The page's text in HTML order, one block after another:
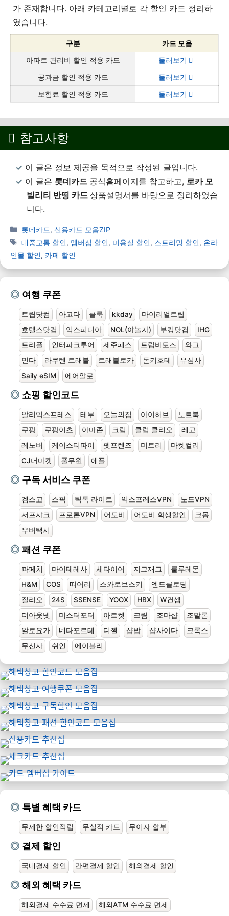
가 존재합니다. 아래 카테고리별로 각 할인 카드 정리하
였습니다.
구분
카드 모음
아파트 관리비 할인 적용 카드
둘러보기
공과금 할인 적용 카드
둘러보기
보험료 할인 적용 카드
둘러보기
참고사항
이 글은 정보 제공을 목적으로 작성된 글입니다.
이 글은 롯데카드 공식홈페이지를 참고하고, 로카 모
빌리티 반띵 카드 상품설명서를 바탕으로 정리하였습
니다.
롯데카드, 신용카드 모음ZIP
대중교통 할인, 멤버십 할인, 미용실 할인, 스트리밍 할인, 온라
인몰 할인, 카페 할인
여행 쿠폰
트립닷컴 아고다 클룩 kkday
마이리얼트립
호텔스닷컴
익스피디아 NOL(야놀자) 부킹닷컴
IHG
트리플
인터파크투어 제주패스 트립비토즈
와그
민다
라쿠텐 트래블 트래블로카 돈키호테
유심사
Saily eSIM
에어알로
쇼핑 할인코드
알리익스프레스 테무 오늘의집 아이허브
노트북
쿠팡
쿠팡이츠 아마존 크림 클럽 클리오
레고
레노버
케이스티파이 펫프렌즈 미트리
마켓컬리
CJ더마켓
풀무원 애플
구독 서비스 쿠폰
겜스고 스픽 틱톡 라이트 익스프레스VPN
노드VPN
서프샤크
프로톤VPN 어도비 어도비 학생할인
크몽
우버택시
패션 쿠폰
파페치 마이테레사 세타이어 지그재그
룰루레몬
H&M
COS 띠어리 스와로브스키
엔드클로딩
질리오
24S SSENSE YOOX HBX
W컨셉
더아웃넷
미스터포터 아르켓 크림 조마샵
조말론
알로요가
네타포르테 디젤 샵밥 샵사이다
크록스
무신사
쉬인 에이블리
특별 혜택 카드
무제한 할인적립 무실적 카드 무이자 할부
결제 할인
국내결제 할인 간편결제 할인 해외결제 할인
해외 혜택 카드
해외결제 수수료 면제 해외ATM 수수료 면제